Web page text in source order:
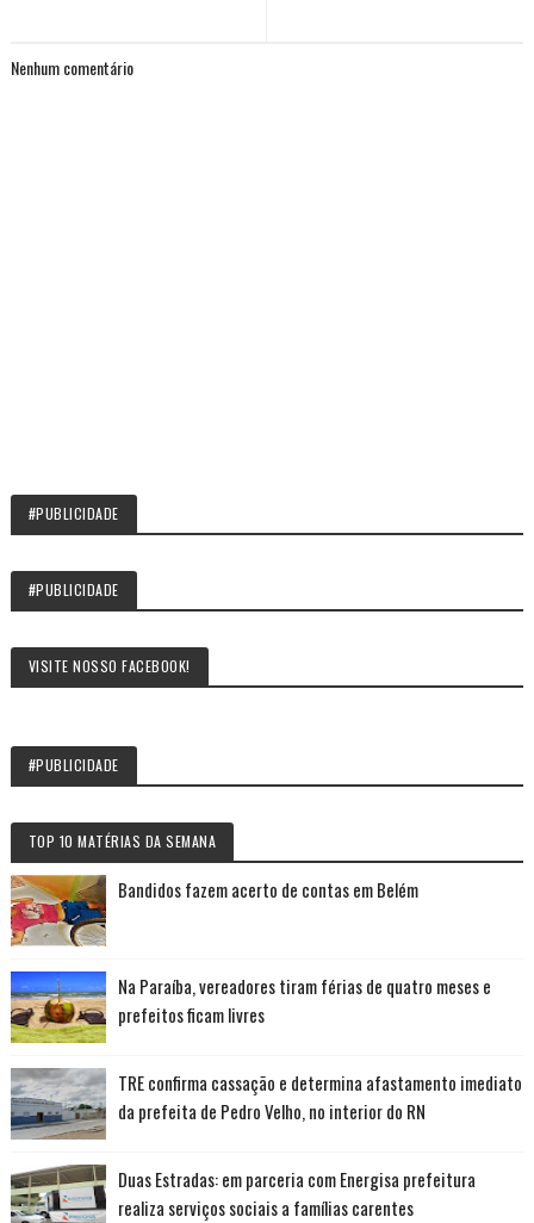
Nenhum comentário
#PUBLICIDADE
#PUBLICIDADE
VISITE NOSSO FACEBOOK!
#PUBLICIDADE
TOP 10 MATÉRIAS DA SEMANA
Bandidos fazem acerto de contas em Belém
Na Paraíba, vereadores tiram férias de quatro meses e
prefeitos ficam livres
TRE confirma cassação e determina afastamento imediato
da prefeita de Pedro Velho, no interior do RN
Duas Estradas: em parceria com Energisa prefeitura
realiza serviços sociais a famílias carentes